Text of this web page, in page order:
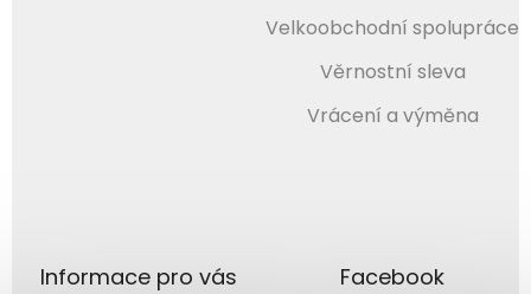
Velkoobchodní spolupráce
Věrnostní sleva
Vrácení a výměna
Informace pro vás Facebook